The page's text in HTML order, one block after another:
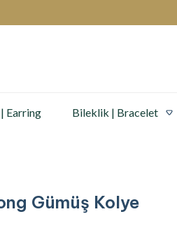
Earring Bileklik | Bracelet
Gümüş Kolye